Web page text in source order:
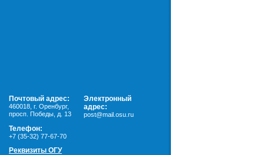
Почтовый адрес:
460018 г. Оренбург,
просп. Победы, д. 13
Электронный
адрес:
post@mail.osu.ru
Телефон:
+7 (35-32) 77-67-70
Реквизиты ОГУ